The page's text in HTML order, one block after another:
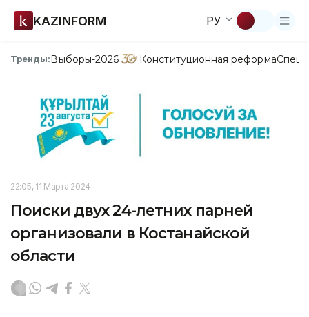
KAZINFORM РУ
Тренды:Выборы-2026 Конституционная реформа
22:05, 11 Марта 2024
Поиски двух 24-летних парней
организовали в Костанайской
области